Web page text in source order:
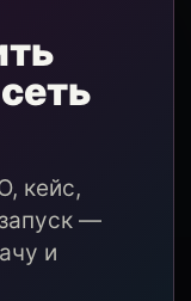
кейс,
—
и